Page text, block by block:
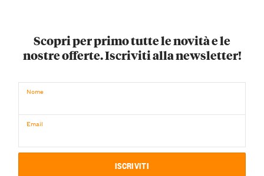
Scopri per primo tutte le novità e le
nostre offerte. Iscriviti alla newsletter!
Nome
Email